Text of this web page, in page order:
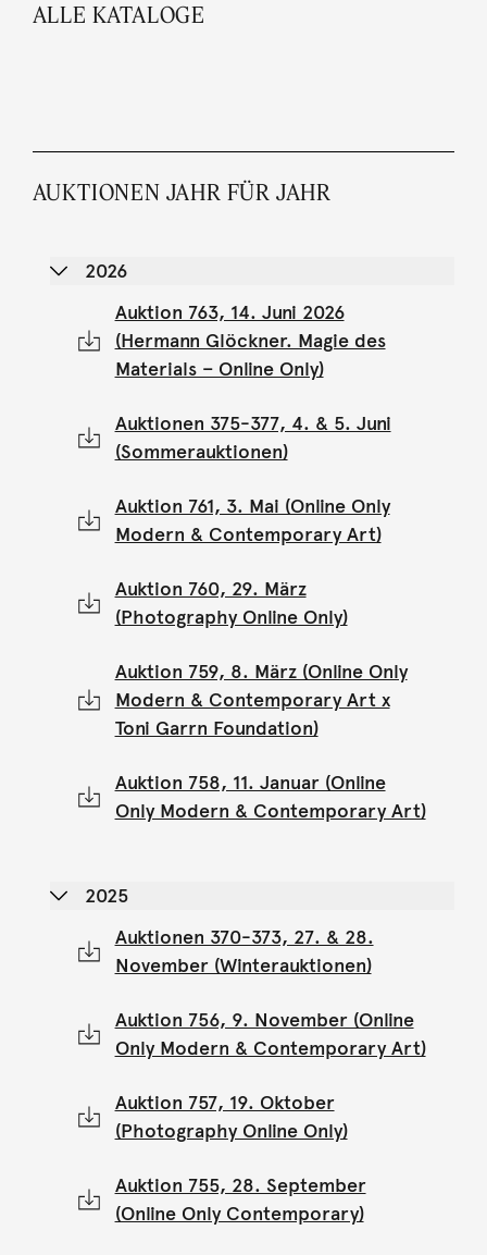
ALLE KATALOGE
AUKTIONEN JAHR FÜR JAHR
2026
Auktion 763, 14. Juni 2026
(Hermann Glöckner. Magie des
Materials – Online Only)
Auktionen 375-377, 4. & 5. Juni
(Sommerauktionen)
Auktion 761, 3. Mai (Online Only
Modern & Contemporary Art)
Auktion 760, 29. März
(Photography Online Only)
Auktion 759, 8. März (Online Only
Modern & Contemporary Art x
Toni Garrn Foundation)
Auktion 758, 11. Januar (Online
Only Modern & Contemporary Art)
2025
Auktionen 370-373, 27. & 28.
November (Winterauktionen)
Auktion 756, 9. November (Online
Only Modern & Contemporary Art)
Auktion 757, 19. Oktober
(Photography Online Only)
Auktion 755, 28. September
(Online Only Contemporary)